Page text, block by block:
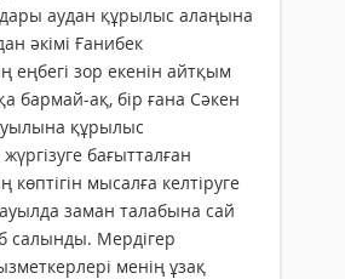
аудан құрылыс алаңына
әкімі Ғанибек
еңбегі зор екенін айтқым
бармай-ақ, бір ғана Сәкен
құрылыс
бағытталған
мысалға келтіруге
заман талабына сай
салынды. Мердігер
менің ұзақ